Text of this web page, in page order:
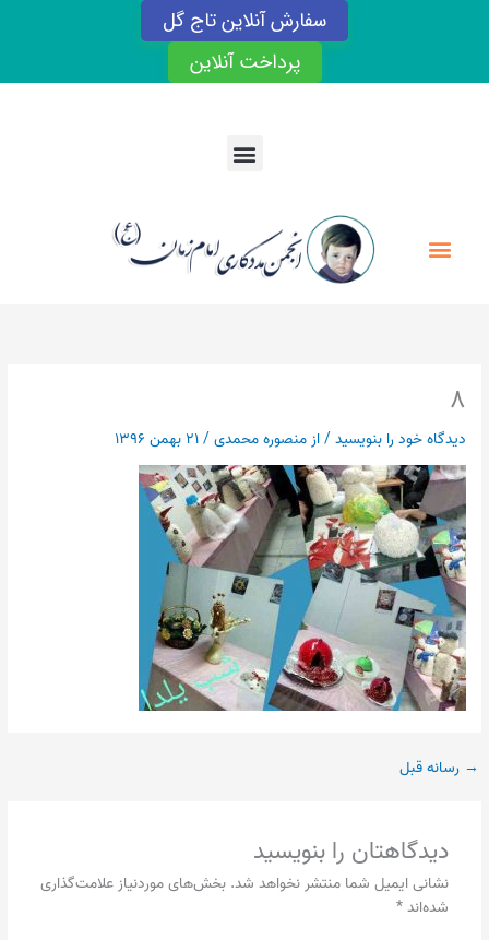
سفارش آنلاین تاج گل
پرداخت آنلاین
Menu
۸
دیدگاه‌ خود را بنویسید/ از منصوره محمدی/۲۱ بهمن ۱۳۹۶
→ رسانه قبل
دیدگاهتان را بنویسید
نشانی ایمیل شما منتشر نخواهد شد. بخش‌های موردنیاز علامت‌گذاری
شده‌اند*